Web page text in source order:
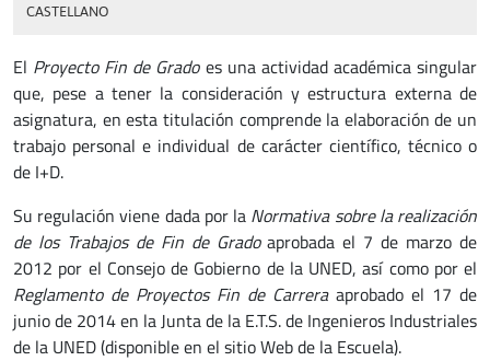
CASTELLANO
El Proyecto Fin de Gradoes una actividad académica singular
que, pese a tener la consideración y estructura externa de
asignatura, en esta titulación comprende la elaboración de un
trabajo personal e individual de carácter científico, técnico o
de I+D.
Su regulación viene dada por la Normativa sobre la realización
de los Trabajos de Fin de Gradoaprobada el 7 de marzo de
2012 por el Consejo de Gobierno de la UNED, así como por el
Reglamento de Proyectos Fin de Carreraaprobado el 17 de
junio de 2014 en la Junta de la E.T.S. de Ingenieros Industriales
de la UNED (disponible en el sitio Web de la Escuela).